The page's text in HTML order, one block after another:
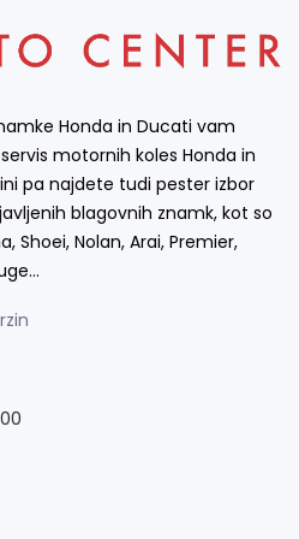
Honda in Ducati vam
motornih koles Honda in
pa najdete tudi pester izbor
blagovnih znamk, kot so
Shoei, Nolan, Arai, Premier,